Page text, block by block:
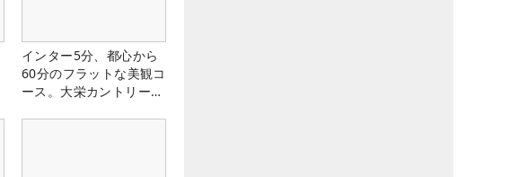
インター5分、都心から
60分のフラットな美観コ
ース。大栄カントリー俱